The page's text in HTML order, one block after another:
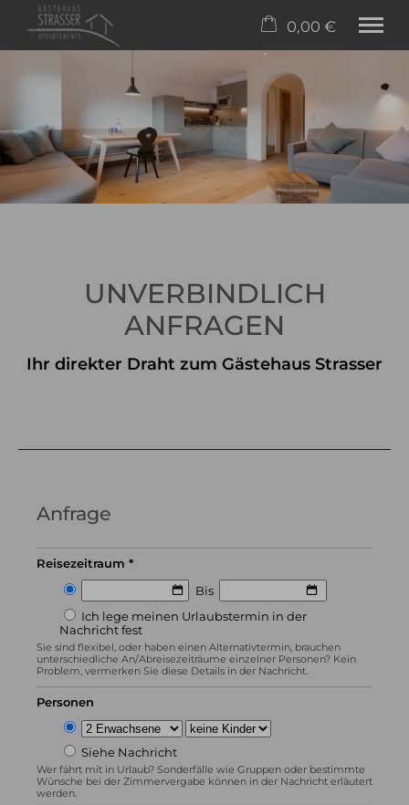
Freizeit
Wellness
Service
0,00 €
Warenkorb ist leer
UNVERBINDLICH
ANFRAGEN
Ihr direkter Draht zum Gästehaus Strasser
Anfrage
Reisezeitraum *
Bis
Ich lege meinen Urlaubstermin in der
Nachricht fest
Sie sind flexibel, oder haben einen Alternativtermin, brauchen
unterschiedliche An/Abreisezeiträume einzelner Personen? Kein
Problem, vermerken Sie diese Details in der Nachricht.
Personen
Siehe Nachricht
Wer fährt mit in Urlaub? Sonderfälle wie Gruppen oder bestimmte
Wünsche bei der Zimmervergabe können in der Nachricht erläutert
werden.